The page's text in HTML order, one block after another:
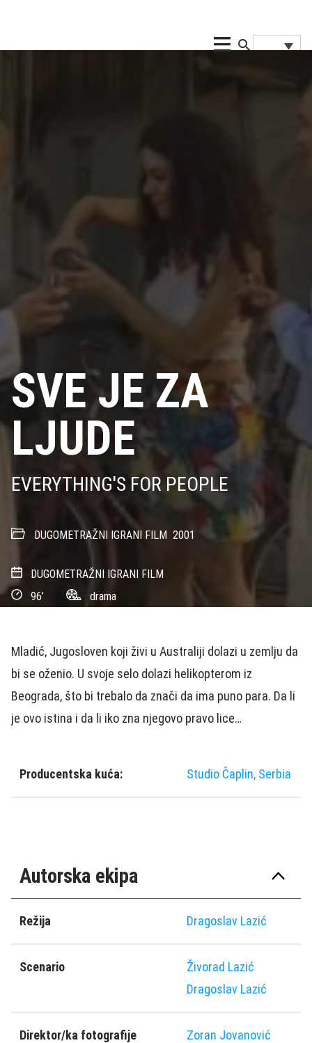
SVE JE ZA
LJUDE
EVERYTHING'S FOR PEOPLE
DUGOMETRAŽNI IGRANI FILM 2001
DUGOMETRAŽNI IGRANI FILM
96’
drama
Mladić, Jugosloven koji živi u Australiji dolazi u zemlju da
bi se oženio. U svoje selo dolazi helikopterom iz
Beograda, što bi trebalo da znači da ima puno para. Da li
je ovo istina i da li iko zna njegovo pravo lice…
Producentska kuća: Studio Čaplin, Serbia
Autorska ekipa
Režija Dragoslav Lazić
Scenario
Živorad Lazić
Dragoslav Lazić
Direktor/ka fotografije Zoran Jovanović